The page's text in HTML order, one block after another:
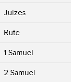
Juizes
Rute
1 Samuel
2 Samuel